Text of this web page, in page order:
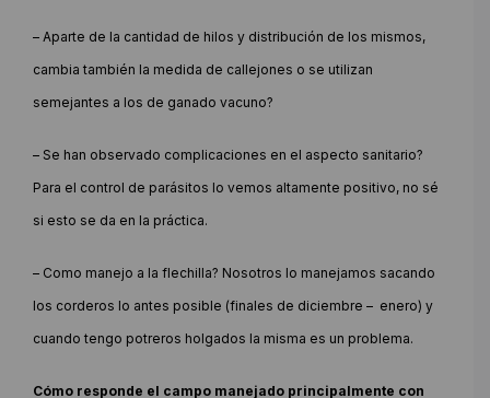
– Aparte de la cantidad de hilos y distribución de los mismos,
cambia también la medida de callejones o se utilizan
semejantes a los de ganado vacuno?
– Se han observado complicaciones en el aspecto sanitario?
Para el control de parásitos lo vemos altamente positivo, no sé
si esto se da en la práctica.
– Como manejo a la flechilla? Nosotros lo manejamos sacando
los corderos lo antes posible (finales de diciembre – enero) y
cuando tengo potreros holgados la misma es un problema.
Cómo responde el campo manejado principalmente con